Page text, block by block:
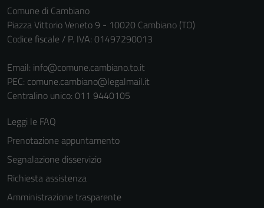
Comune di Cambiano
Piazza Vittorio Veneto 9 - 10020 Cambiano (TO)
Codice fiscale / P. IVA: 01497290013
Email: info@comune.cambiano.to.it
PEC: comune.cambiano@legalmail.it
Centralino unico: 011 9440105
Leggi le FAQ
Prenotazione appuntamento
Segnalazione disservizio
Richiesta assistenza
Amministrazione trasparente